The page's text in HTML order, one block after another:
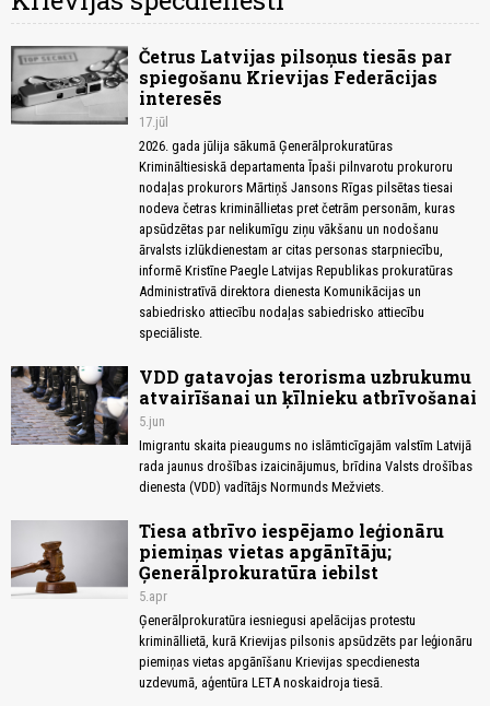
Četrus Latvijas pilsoņus tiesās par
spiegošanu Krievijas Federācijas
interesēs
17.jūl
2026. gada jūlija sākumā Ģenerālprokuratūras
Krimināltiesiskā departamenta Īpaši pilnvarotu prokuroru
nodaļas prokurors Mārtiņš Jansons Rīgas pilsētas tiesai
nodeva četras krimināllietas pret četrām personām, kuras
apsūdzētas par nelikumīgu ziņu vākšanu un nodošanu
ārvalsts izlūkdienestam ar citas personas starpniecību,
informē Kristīne Paegle Latvijas Republikas prokuratūras
Administratīvā direktora dienesta Komunikācijas un
sabiedrisko attiecību nodaļas sabiedrisko attiecību
speciāliste.
VDD gatavojas terorisma uzbrukumu
atvairīšanai un ķīlnieku atbrīvošanai
5.jun
Imigrantu skaita pieaugums no islāmticīgajām valstīm Latvijā
rada jaunus drošības izaicinājumus, brīdina Valsts drošības
dienesta (VDD) vadītājs Normunds Mežviets.
Tiesa atbrīvo iespējamo leģionāru
piemiņas vietas apgānītāju;
Ģenerālprokuratūra iebilst
5.apr
Ģenerālprokuratūra iesniegusi apelācijas protestu
krimināllietā, kurā Krievijas pilsonis apsūdzēts par leģionāru
piemiņas vietas apgānīšanu Krievijas specdienesta
uzdevumā, aģentūra LETA noskaidroja tiesā.